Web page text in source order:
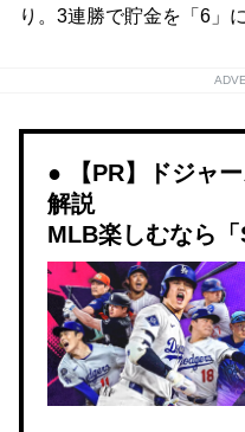
り。3連勝で貯金を「6」
【PR】ドジャ
解説
MLB楽しむなら「